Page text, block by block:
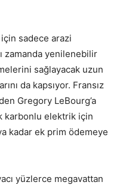
sadece arazi
zamanda yenilenebilir
sağlayacak uzun
da kapsıyor. Fransız
Gregory LeBourg’a
karbonlu elektrik için
kadar ek prim ödemeye
yüzlerce megavattan